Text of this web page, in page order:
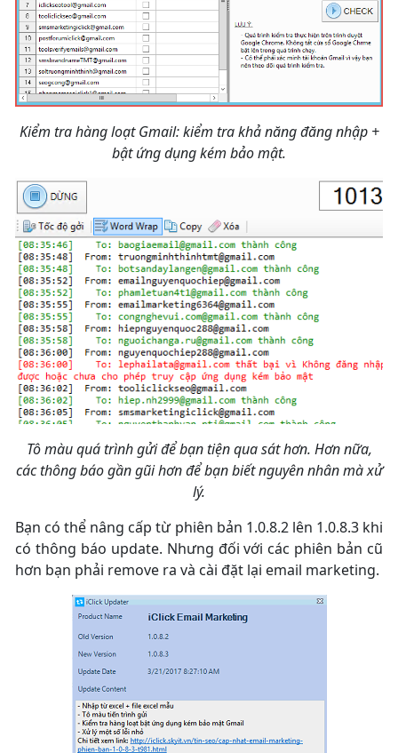
Kiểm tra hàng loạt Gmail: kiểm tra khả năng đăng nhập +
bật ứng dụng kém bảo mật.
Tô màu quá trình gửi để bạn tiện qua sát hơn. Hơn nữa,
các thông báo gần gũi hơn để bạn biết nguyên nhân mà xử
lý.
Bạn có thể nâng cấp từ phiên bản 1.0.8.2 lên 1.0.8.3 khi
có thông báo update. Nhưng đối với các phiên bản cũ
hơn bạn phải remove ra và cài đặt lại email marketing.